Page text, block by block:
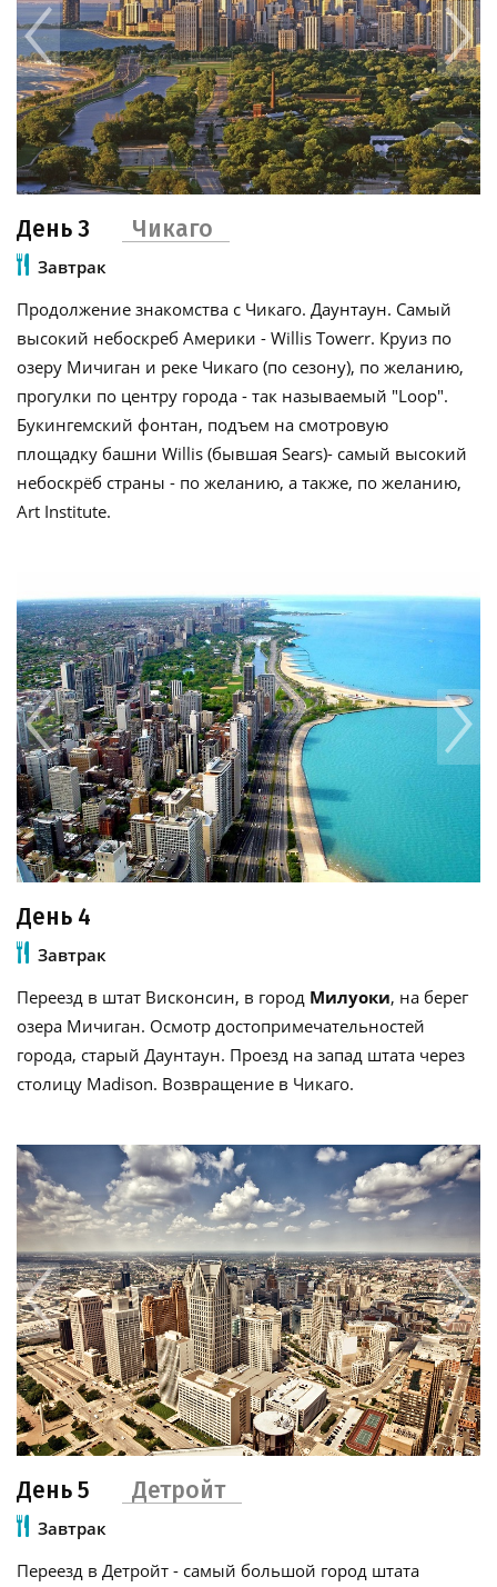
День 3 Чикаго
Завтрак
Продолжение знакомства с Чикаго. Даунтаун. Самый
высокий небоскреб Америки - Willis Towerr. Круиз по
озеру Мичиган и реке Чикаго (по сезону), по желанию,
прогулки по центру города - так называемый "Loop".
Букингемский фонтан, подъем на смотровую
площадку башни Willis (бывшая Sears)- самый высокий
небоскрёб страны - по желанию, а также, по желанию,
Art Institute.
День 4
Завтрак
Переезд в штат Висконсин, в город Милуоки, на берег
озера Мичиган. Осмотр достопримечательностей
города, старый Даунтаун. Проезд на запад штата через
столицу Madison. Возвращение в Чикаго.
День 5 Детройт
Завтрак
Переезд в Детройт - самый большой город штата